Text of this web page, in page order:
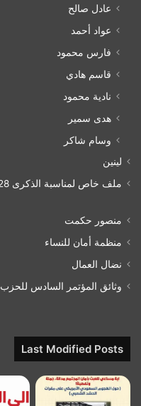
عادل صالح
عواد أحمد
فارس محمود
قاسم هادي
نادية محمود
هدى سمير
وسام شاكر
لينين
ملف خاص لمناسبة الذكرى 28 لتاسيس الحزب الشيوعي العمالي العراقي 1993/07/21
منصور حكمت
منظمة أمان للنساء
نضال العمال
وثائق المؤتمر السادس للحزب
Last Modified Posts